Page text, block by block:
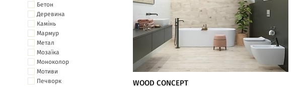
Бетон
Деревина
Камінь
Мармур
Метал
Мозаїка
Моноколор
Мотиви
Печворк
WOOD CONCEPT